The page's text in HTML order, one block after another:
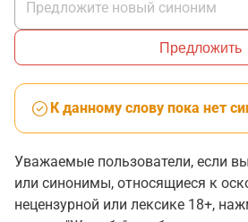
Предложить
К данному слову пока нет
Уважаемые пользователи, если
или синонимы, относящиеся к
нецензурной или лексике 18+,